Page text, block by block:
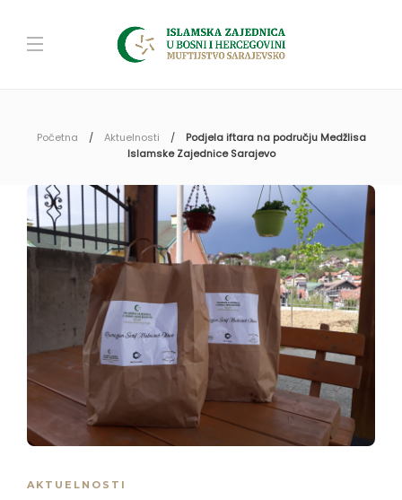
Početna Aktuelnosti
Podjela iftara na području Medžlisa
Islamske Zajednice Sarajevo
AKTUELNOSTI